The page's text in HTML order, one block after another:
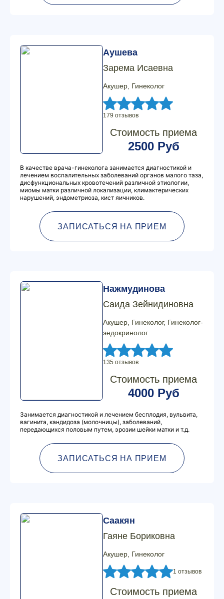
Аушева
Зарема Исаевна
Акушер, Гинеколог
179 отзывов
Стоимость приема
2500 Руб
В качестве врача-гинеколога занимается диагностикой и
лечением воспалительных заболеваний органов малого таза,
дисфункциональных кровотечений различной этиологии,
миомы матки различной локализации, климактерических
нарушений, эндометриоза, кист яичников.
ЗАПИСАТЬСЯ НА ПРИЕМ
Нажмудинова
Саида Зейнидиновна
Акушер, Гинеколог, Гинеколог-
эндокринолог
135 отзывов
Стоимость приема
4000 Руб
Занимается диагностикой и лечением бесплодия, вульвита,
вагинита, кандидоза (молочницы), заболеваний,
передающихся половым путем, эрозии шейки матки и т.д.
ЗАПИСАТЬСЯ НА ПРИЕМ
Саакян
Гаяне Бориковна
Акушер, Гинеколог
1 отзывов
Стоимость приема